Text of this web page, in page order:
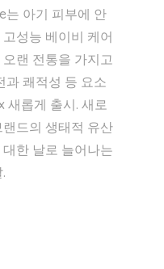
아기 피부에 안
성능 베이비 케어
랜 전통을 가지고
과 쾌적성 등 요소
새롭게 출시. 새로
드의 생태적 유산
한 날로 늘어나는